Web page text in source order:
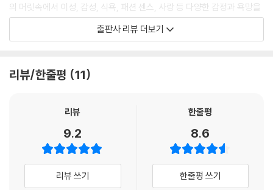
의 머릿속에서 이성, 감성, 식욕, 패션 센스, 사랑 등 다양한 감정과 욕망을
담당하는 세포들이 어떤 방식으로 행동과 생각을 결정하는지를 그리고 있
다. 누구나 한 번쯤 겪어봤을 법한 평범한 일들을 디테일한 관찰로 녹여낸
그려내는 이동건 작가의 『유미의 세포들』13권을 만나보자.
13권은 네이버 연재 478～511화 분량을 묶은 것으로 간질간질한 짝사
의 사랑 이야기와 몇 년 동안 준비해 온 신간 소설의 원고를 순록의 전 소개
팅녀이자 라이벌 작가인 이자벨에게 도용당하면서 겪게 되는 작가로서의
성장기를 그리고 있다. 뿐만 아니라 유미에게 차인 뒤 친구로 남았지만 여
전히 미련을 버리지 못하고 있던 구웅에게 새로운 인연이 찾아오고, 지난
출판사 리뷰 더보기
리뷰/한줄평 11
리뷰
9.2
리뷰 쓰기
한줄평
8.6
한줄평 쓰기